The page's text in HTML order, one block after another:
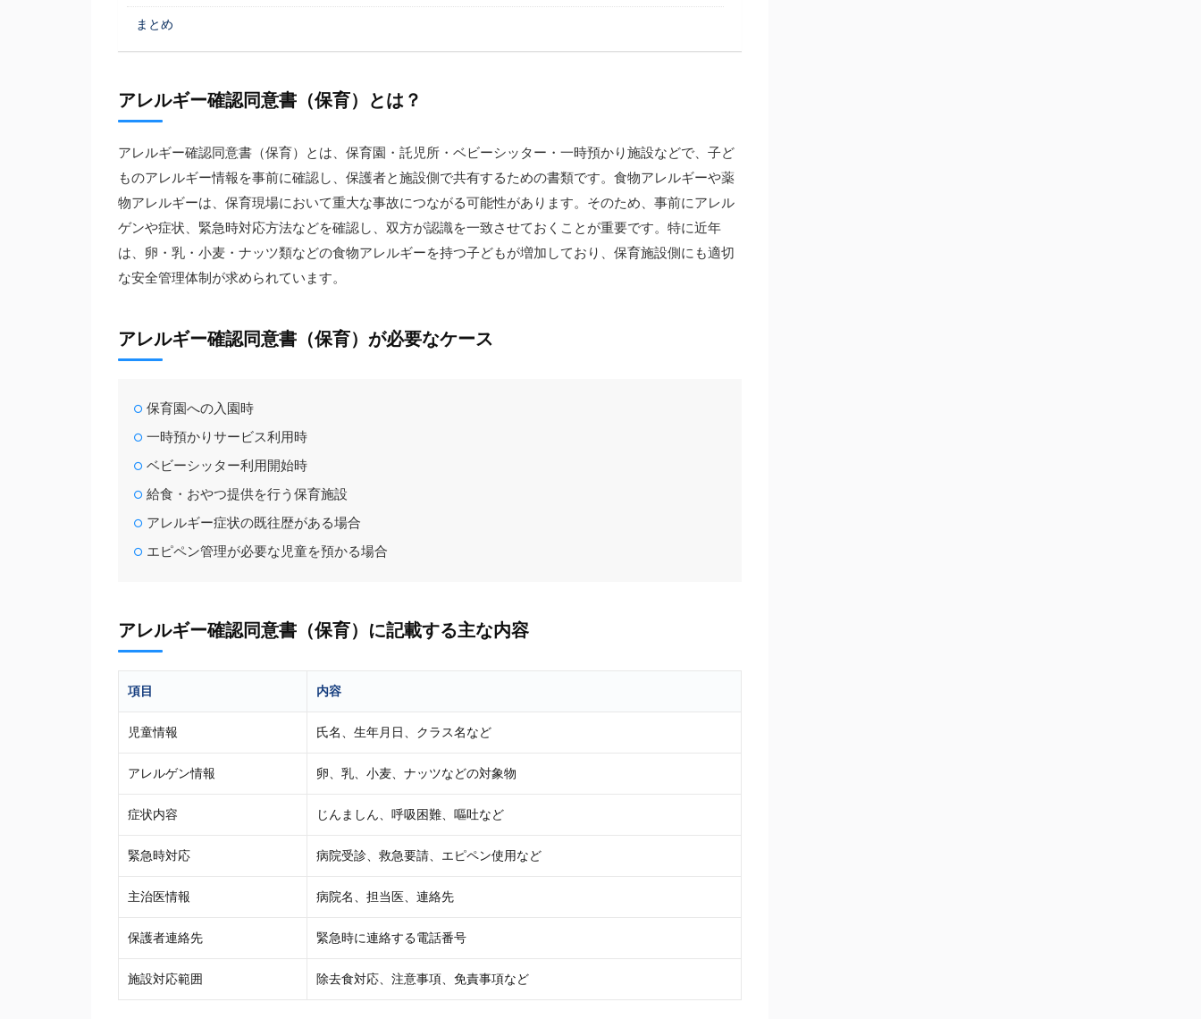
まとめ
アレルギー確認同意書（保育）とは？
アレルギー確認同意書（保育）とは、保育園・託児所・ベビーシッター・一時預かり施設などで、子ど
ものアレルギー情報を事前に確認し、保護者と施設側で共有するための書類です。食物アレルギーや薬
物アレルギーは、保育現場において重大な事故につながる可能性があります。そのため、事前にアレル
ゲンや症状、緊急時対応方法などを確認し、双方が認識を一致させておくことが重要です。特に近年
は、卵・乳・小麦・ナッツ類などの食物アレルギーを持つ子どもが増加しており、保育施設側にも適切
な安全管理体制が求められています。
アレルギー確認同意書（保育）が必要なケース
保育園への入園時
一時預かりサービス利用時
ベビーシッター利用開始時
給食・おやつ提供を行う保育施設
アレルギー症状の既往歴がある場合
エピペン管理が必要な児童を預かる場合
アレルギー確認同意書（保育）に記載する主な内容
項目 内容
児童情報 氏名、生年月日、クラス名など
アレルゲン情報 卵、乳、小麦、ナッツなどの対象物
症状内容 じんましん、呼吸困難、嘔吐など
緊急時対応 病院受診、救急要請、エピペン使用など
主治医情報 病院名、担当医、連絡先
保護者連絡先 緊急時に連絡する電話番号
施設対応範囲 除去食対応、注意事項、免責事項など